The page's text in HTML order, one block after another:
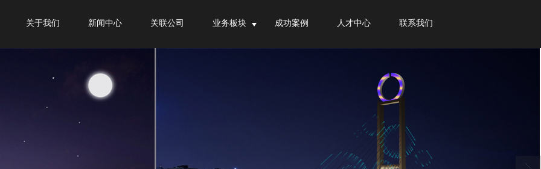
关于我们 新闻中心 关联公司 业务板块 成功案例 人才中心 联系我们